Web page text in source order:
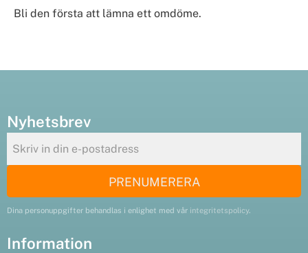
Bli den första att lämna ett omdöme.
Nyhetsbrev
PRENUMERERA
Dina personuppgifter behandlas i enlighet med vår integritetspolicy.
Information